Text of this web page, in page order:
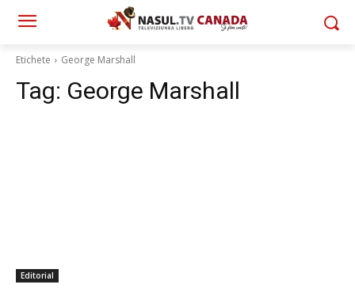
Etichete George Marshall
Tag: George Marshall
Editorial